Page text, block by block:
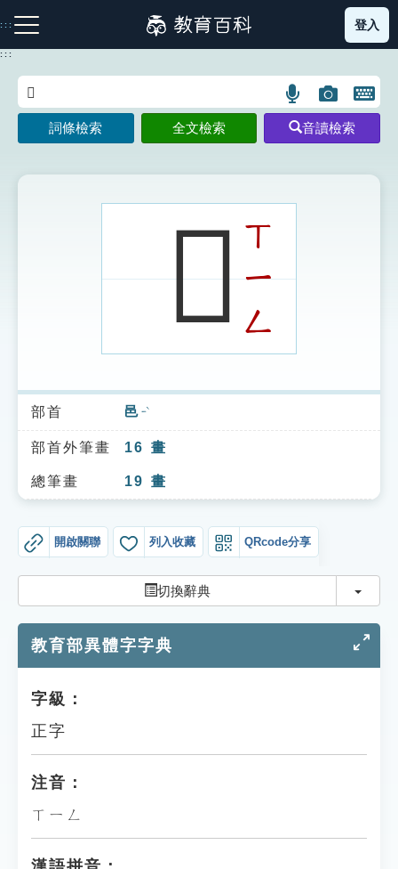
到
主
:::
注音索引圖示 筆畫索引圖示 部首索引表圖示
索引選單
知識索引
單字索引
貓頭鷹博士
登入
:::
語
言
搜
示
圖
片
搜
開
鍵
圖
詞條檢索 全文檢索 音讀檢索
𨞾ㄒ
ㄧ
ㄥ
部首 邑 ㄧˋ
部首外筆畫 16 畫
總筆畫 19 畫
開啟關聯 列入收藏 QRcode分享
切換辭典 切換
教育部異體字字典
字級：
正字
注音：
ㄒㄧㄥ